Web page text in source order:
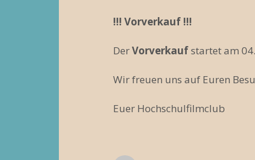
!!! Vorverkauf !!!
DerVorverkaufstartet am
Wir freuen uns auf Euren
Euer Hochschulfilmclub